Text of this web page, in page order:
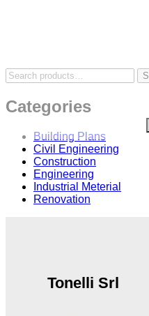
Categories
Building Plans
Civil Engineering
Construction
Engineering
Industrial Meterial
Renovation
Tonelli Srl